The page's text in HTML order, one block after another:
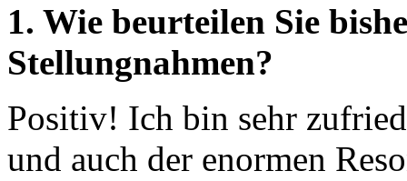
1. Wie beurteilen Sie
Stellungnahmen?
Positiv! Ich bin sehr
und auch der enormen